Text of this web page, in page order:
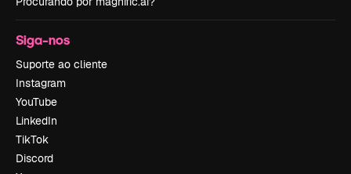
Siga-nos
Suporte ao cliente
Instagram
YouTube
LinkedIn
TikTok
Discord